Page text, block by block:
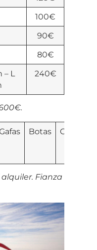
100€
90€
80€
L
240€
Botas Guantes
Fianza